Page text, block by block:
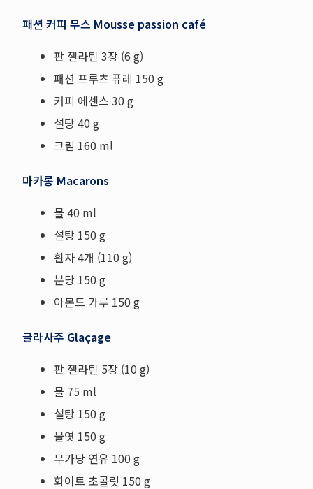
패션 커피 무스 Mousse passion café
판 젤라틴 3장 (6 g)
패션 프루츠 퓨레 150 g
커피 에센스 30 g
설탕 40 g
크림 160 ml
마카롱 Macarons
물 40 ml
설탕 150 g
흰자 4개 (110 g)
분당 150 g
아몬드 가루 150 g
글라사주 Glaçage
판 젤라틴 5장 (10 g)
물 75 ml
설탕 150 g
물엿 150 g
무가당 연유 100 g
화이트 초콜릿 150 g